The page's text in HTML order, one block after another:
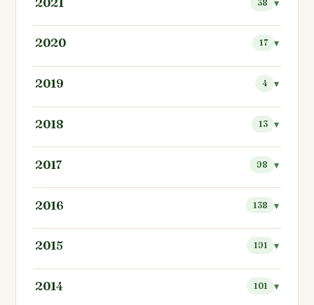
38
2020 17
2019 4
2018 13
2017 98
2016 138
2015 191
2014 101